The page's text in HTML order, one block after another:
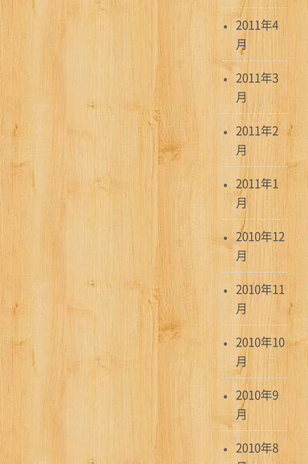
2011年4
月
2011年3
月
2011年2
月
2011年1
月
2010年12
月
2010年11
月
2010年10
月
2010年9
月
2010年8